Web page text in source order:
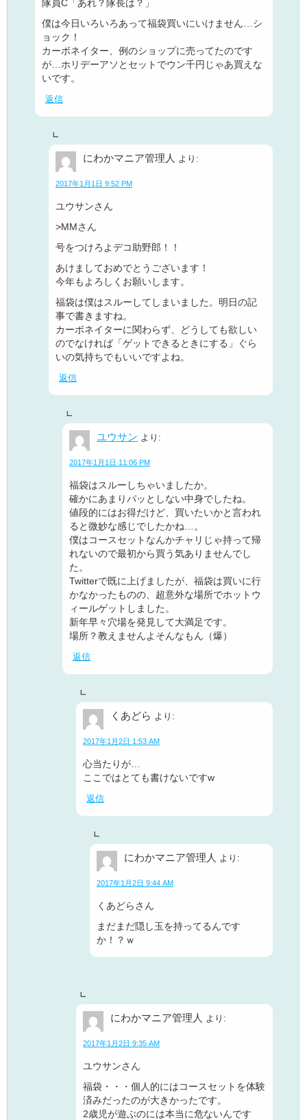
隊員C「あれ？隊長は？」
僕は今日いろいろあって福袋買いにいけません…シ
ョック！
カーボネイター、例のショップに売ってたのです
が…ホリデーアソとセットでウン千円じゃあ買えな
いです。
返信
にわかマニア管理人 より:
2017年1月1日 9:52 PM
ユウサンさん
>MMさん
号をつけろよデコ助野郎！！
あけましておめでとうございます！
今年もよろしくお願いします。
福袋は僕はスルーしてしまいました。明日の記
事で書きますね。
カーボネイターに関わらず、どうしても欲しい
のでなければ「ゲットできるときにする」ぐら
いの気持ちでもいいですよね。
返信
ユウサン より:
2017年1月1日 11:06 PM
福袋はスルーしちゃいましたか。
確かにあまりパッとしない中身でしたね。
値段的にはお得だけど、買いたいかと言われ
ると微妙な感じでしたかね…。
僕はコースセットなんかチャリじゃ持って帰
れないので最初から買う気ありませんでし
た。
Twitterで既に上げましたが、福袋は買いに行
かなかったものの、超意外な場所でホットウ
ィールゲットしました。
新年早々穴場を発見して大満足です。
場所？教えませんよそんなもん（爆）
返信
くあどら より:
2017年1月2日 1:53 AM
心当たりが…
ここではとても書けないですw
返信
にわかマニア管理人 より:
2017年1月2日 9:44 AM
くあどらさん
まだまだ隠し玉を持ってるんです
か！？ｗ
にわかマニア管理人 より:
2017年1月2日 9:35 AM
ユウサンさん
福袋・・・個人的にはコースセットを体験
済みだったのが大きかったです。
2歳児が遊ぶのには本当に危ないんです